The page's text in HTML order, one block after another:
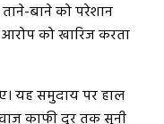
बाने को परेशान
को खारिज करता
यह समुदाय पर हाल